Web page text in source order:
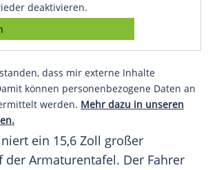
deaktivieren.
dass mir externe Inhalte
können personenbezogene Daten an
werden. Mehr dazu in unseren
ein 15,6 Zoll großer
der Armaturentafel. Der Fahrer